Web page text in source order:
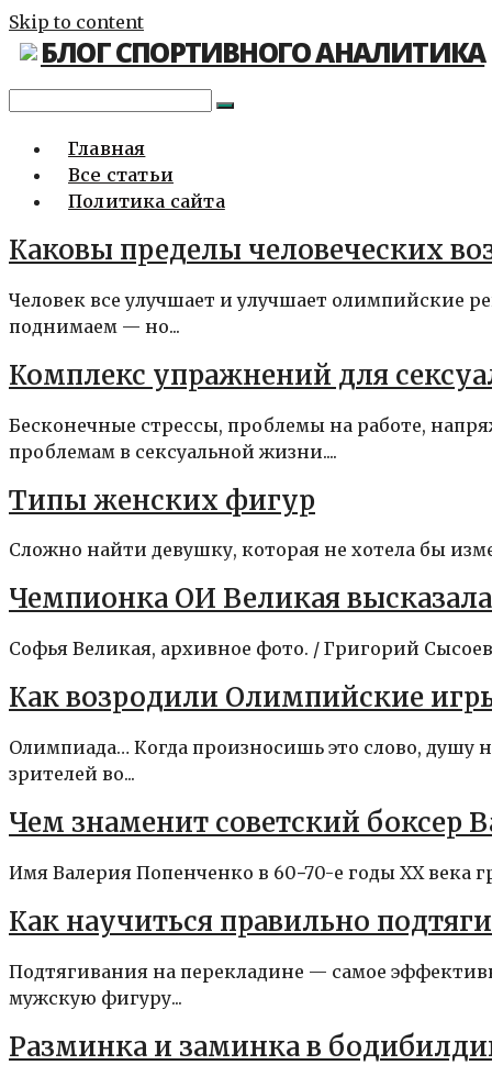
Skip to content
БЛОГ СПОРТИВНОГО АНАЛИТИКА
Главная
Все статьи
Политика сайта
Каковы пределы человеческих
Человек все улучшает и улучшает олимпийские
поднимаем — но...
Комплекс упражнений для
Бесконечные стрессы, проблемы на работе,
проблемам в сексуальной жизни....
Типы женских фигур
Сложно найти девушку, которая не хотела бы
Чемпионка ОИ Великая
Софья Великая, архивное фото. / Григорий
Как возродили Олимпийские
Олимпиада… Когда произносишь это слово, душу
зрителей во...
Чем знаменит советский боксер
Имя Валерия Попенченко в 60−70-е годы ХХ века
Как научиться правильно
Подтягивания на перекладине — самое
мужскую фигуру...
Разминка и заминка в